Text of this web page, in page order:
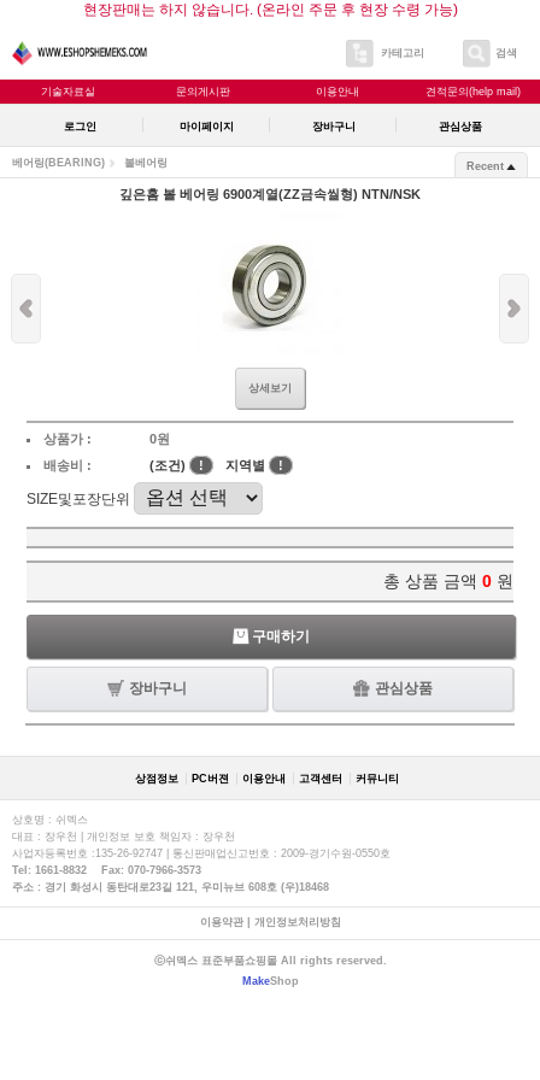
현장판매는 하지 않습니다. (온라인 주문 후 현장 수령 가능)
카테고리 검색
기술자료실 문의게시판 이용안내 견적문의(help mail)
로그인 마이페이지 장바구니 관심상품
베어링(BEARING) 볼베어링 Recent
깊은홈 볼 베어링 6900계열(ZZ금속씰형) NTN/NSK
상세보기
상품가 :
0원
배송비 :
(조건) ! 지역별 !
SIZE및포장단위
총 상품 금액 0 원
구매하기
장바구니 관심상품
상점정보 PC버젼 이용안내 고객센터 커뮤니티
상호명 : 쉬멕스
대표 : 장우천 | 개인정보 보호 책임자 : 장우천
사업자등록번호 :135-26-92747 | 통신판매업신고번호 : 2009-경기수원-0550호
Tel: 1661-8832 Fax: 070-7966-3573
주소 : 경기 화성시 동탄대로23길 121, 우미뉴브 608호 (우)18468
이용약관| 개인정보처리방침
ⓒ쉬멕스 표준부품쇼핑몰 All rights reserved.
MakeShop